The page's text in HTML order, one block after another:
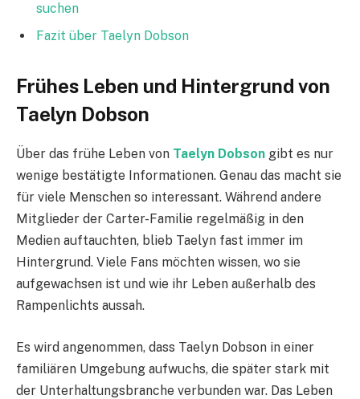
suchen
Fazit über Taelyn Dobson
Frühes Leben und Hintergrund von
Taelyn Dobson
Über das frühe Leben von Taelyn Dobson gibt es nur
wenige bestätigte Informationen. Genau das macht sie
für viele Menschen so interessant. Während andere
Mitglieder der Carter-Familie regelmäßig in den
Medien auftauchten, blieb Taelyn fast immer im
Hintergrund. Viele Fans möchten wissen, wo sie
aufgewachsen ist und wie ihr Leben außerhalb des
Rampenlichts aussah.
Es wird angenommen, dass Taelyn Dobson in einer
familiären Umgebung aufwuchs, die später stark mit
der Unterhaltungsbranche verbunden war. Das Leben